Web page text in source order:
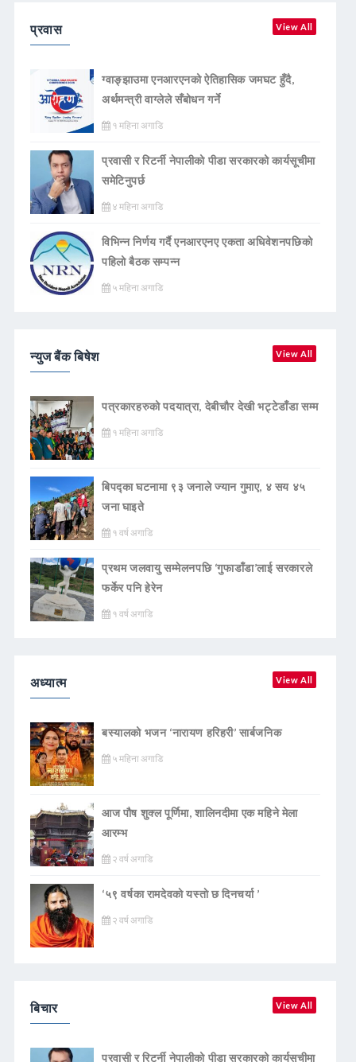
प्रवास View All
ग्वाङ्झाउमा एनआरएनको ऐतिहासिक जमघट हुँदै,
अर्थमन्त्री वाग्लेले सँबोधन गर्ने
१ महिना अगाडि
प्रवासी र रिटर्नी नेपालीको पीडा सरकारको कार्यसूचीमा
समेटिनुपर्छ
४ महिना अगाडि
विभिन्न निर्णय गर्दै एनआरएनए एकता अधिवेशनपछिको
पहिलो बैठक सम्पन्न
५ महिना अगाडि
न्युज बैंक बिषेश View All
पत्रकारहरुको पदयात्रा, देबीचौर देखी भट्टेडाँडा सम्म
१ महिना अगाडि
बिपद्का घटनामा ९३ जनाले ज्यान गुमाए, ४ सय ४५
जना घाइते
१ वर्ष अगाडि
प्रथम जलवायु सम्मेलनपछि ‘गुफाडाँडा’लाई सरकारले
फर्केर पनि हेरेन
१ वर्ष अगाडि
अध्यात्म View All
बस्यालको भजन ‘नारायण हरिहरी’ सार्बजनिक
५ महिना अगाडि
आज पौष शुक्ल पूर्णिमा, शालिनदीमा एक महिने मेला
आरम्भ
२ वर्ष अगाडि
‘५९ वर्षका रामदेवकाे यस्ताे छ दिनचर्या ’
२ वर्ष अगाडि
बिचार View All
प्रवासी र रिटर्नी नेपालीको पीडा सरकारको कार्यसूचीमा